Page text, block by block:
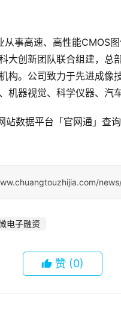
事高速、高性能CMOS
创新团队联合组建，总
构。公司致力于先进成像
器视觉、科学仪器、汽
站数据平台「官网通」查
电子融资
赞 (0)